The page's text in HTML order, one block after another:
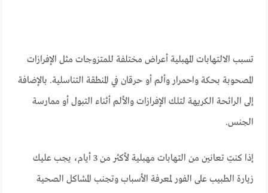
تسبب الالتهابات المهبلية أعراض مختلفة للمتزوجات مثل الإفرازات
المصحوبة بحكة واحمرار وألم أو حرقان في المنطقة التناسلية. بالإضافة
إلى الرائحة الكريهة لتلك الإفرازات والألم أثناء التبول أو ممارسة
الجنس.
إذا كنتِ تعانين من التهابات مهبلية لأكثر من 3 أيام، يجب عليك
زيارة الطبيب على الفور لمعرفة الأسباب وتجنب المشاكل الصحية